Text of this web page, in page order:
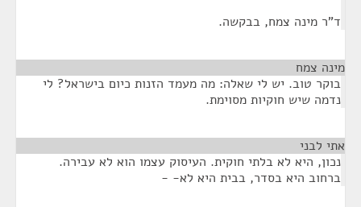
ד"ר מינה צמח, בבקשה.
מינה צמח
בוקר טוב. יש לי שאלה: מה מעמד הזנות כיום בישראל? לי
נדמה שיש חוקיות מסוימת.
אתי לבני
נכון, היא לא בלתי חוקית. העיסוק עצמו הוא לא עבירה.
ברחוב היא בסדר, בבית היא לא- -